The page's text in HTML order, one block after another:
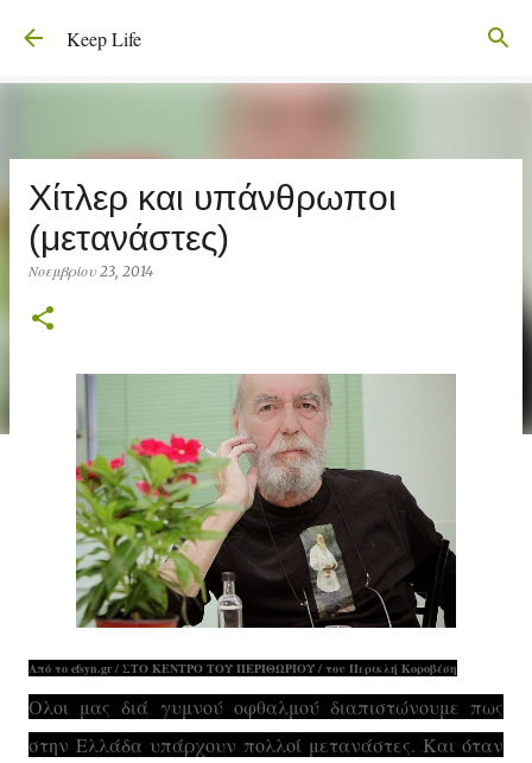
Μετάβαση στο κύριο περιεχόμενο
Keep Life
Χίτλερ και υπάνθρωποι
(μετανάστες)
Νοεμβρίου 23, 2014
Από το efsyn.gr / ΣΤΟ ΚΕΝΤΡΟ ΤΟΥ ΠΕΡΙΘΩΡΙΟΥ / του Περικλή Κοροβέση
Ολοι μας διά γυμνού οφθαλμού διαπιστώνουμε πως
στην Ελλάδα υπάρχουν πολλοί μετανάστες. Και όταν